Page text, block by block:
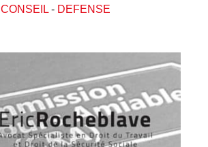
CONSEIL- DEFENSE